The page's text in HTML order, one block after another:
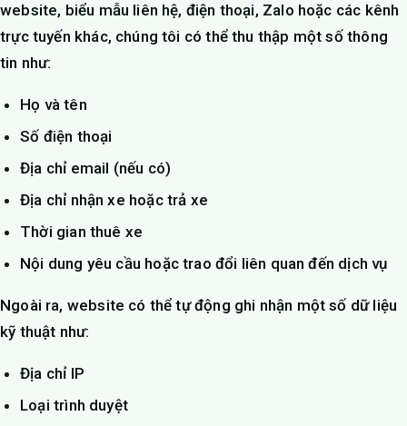
website, biểu mẫu liên hệ, điện thoại, Zalo hoặc các kênh
trực tuyến khác, chúng tôi có thể thu thập một số thông
tin như:
Họ và tên
Số điện thoại
Địa chỉ email (nếu có)
Địa chỉ nhận xe hoặc trả xe
Thời gian thuê xe
Nội dung yêu cầu hoặc trao đổi liên quan đến dịch vụ
Ngoài ra, website có thể tự động ghi nhận một số dữ liệu
kỹ thuật như:
Địa chỉ IP
Loại trình duyệt